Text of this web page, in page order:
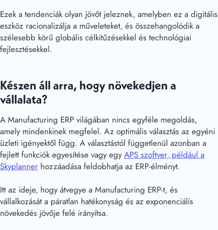
Ezek a tendenciák olyan jövőt jeleznek, amelyben ez a digitális
eszköz racionalizálja a műveleteket, és összehangolódik a
szélesebb körű globális célkitűzésekkel és technológiai
fejlesztésekkel.
Készen áll arra, hogy növekedjen a
vállalata?
A Manufacturing ERP világában nincs egyféle megoldás,
amely mindenkinek megfelel. Az optimális választás az egyéni
üzleti igényektől függ. A választástól függetlenül azonban a
fejlett funkciók egyesítése vagy egyAPS szoftver, például a
Skyplanner hozzáadása feldobhatja az ERP-élményt.
Itt az ideje, hogy átvegye a Manufacturing ERP-t, és
vállalkozását a páratlan hatékonyság és az exponenciális
növekedés jövője felé irányítsa.